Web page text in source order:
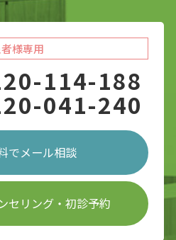
様専用
114-188
041-240
でメール相談
セリング・初診予約